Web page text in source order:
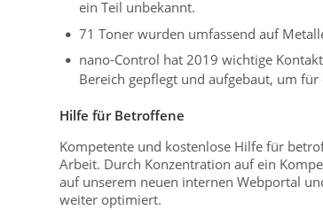
ein Teil unbekannt.
71 Toner wurden umfassend auf
nano-Control hat 2019 wichtige
Bereich gepflegt und aufgebaut, um
Hilfe für Betroffene
Kompetente und kostenlose Hilfe für
Arbeit. Durch Konzentration auf ein
auf unserem neuen internen Webportal
weiter optimiert.